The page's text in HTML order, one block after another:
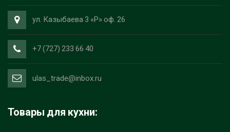
ул. Казыбаева 3 «Р» оф. 26
+7 (727) 233 66 40
ulas_trade@inbox.ru
Товары для кухни: